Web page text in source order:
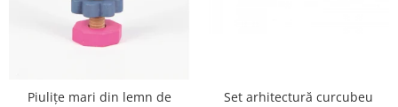
Piulițe mari din lemn de
Set arhitectură curcubeu